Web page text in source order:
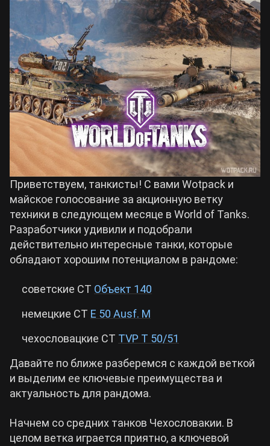
Crimson Desert
Zenless Zone Zero
Kingdom Come: Deliverance 2
Path of Exile 2
Wuthering Waves
Roblox
Hogwarts Legacy
Cyberpunk 2077
Все игры
Билды Arknights: Endfield
Билды Wuthering Waves
Билды Cyberpunk 2077
Билды Path of Exile 2
Приветствуем, танкисты! С вами Wotpack и
майское голосование за акционную ветку
техники в следующем месяце в World of Tanks.
Разработчики удивили и подобрали
действительно интересные танки, которые
обладают хорошим потенциалом в рандоме:
советские СТ Объект 140
немецкие СТ E 50 Ausf. M
чехословацкие СТ TVP T 50/51
Давайте по ближе разберемся с каждой веткой
и выделим ее ключевые преимущества и
актуальность для рандома.
Начнем со средних танков Чехословакии. В
целом ветка играется приятно, а ключевой